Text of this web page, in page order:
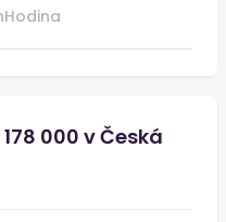
Hodina
000 v Česká